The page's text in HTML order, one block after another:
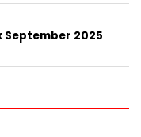
September 2025